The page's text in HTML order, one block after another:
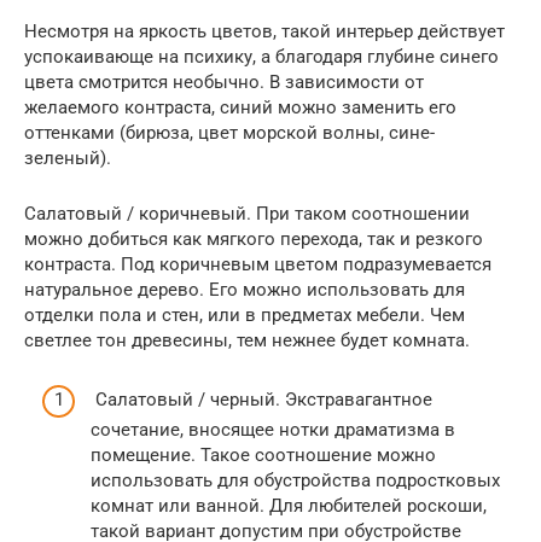
Несмотря на яркость цветов, такой интерьер действует
успокаивающе на психику, а благодаря глубине синего
цвета смотрится необычно. В зависимости от
желаемого контраста, синий можно заменить его
оттенками (бирюза, цвет морской волны, сине-
зеленый).
Салатовый / коричневый. При таком соотношении
можно добиться как мягкого перехода, так и резкого
контраста. Под коричневым цветом подразумевается
натуральное дерево. Его можно использовать для
отделки пола и стен, или в предметах мебели. Чем
светлее тон древесины, тем нежнее будет комната.
Салатовый / черный. Экстравагантное
сочетание, вносящее нотки драматизма в
помещение. Такое соотношение можно
использовать для обустройства подростковых
комнат или ванной. Для любителей роскоши,
такой вариант допустим при обустройстве